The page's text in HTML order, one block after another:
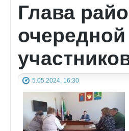
Глава
5.05.2024, 16:30